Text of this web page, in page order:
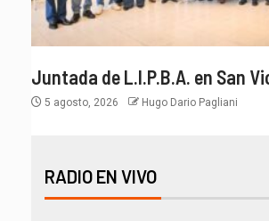
Juntada de L.I.P.B.A. en San
5 agosto, 2026 Hugo Dario Pagliani
RADIO EN VIVO